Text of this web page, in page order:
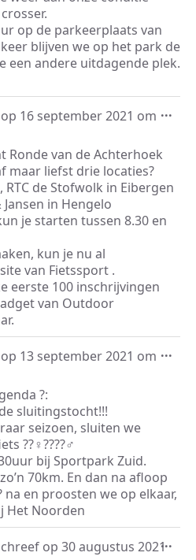
op de parkeerplaats van
blijven we op het park de
een andere uitdagende plek.
16 september 2021 om
Ronde van de Achterhoek
maar liefst drie locaties?
de Stofwolk in Eibergen
Jansen in Hengelo
je starten tussen 8.30 en
kun je nu al
van Fietssport .
eerste 100 inschrijvingen
van Outdoor
...
13 september 2021 om
?:
sluitingstocht!!!
seizoen, sluiten we
??‍♀️????‍♂️
bij Sportpark Zuid.
70km. En dan na afloop
na en proosten we op elkaar,
Het Noorden
...
op 30 augustus 2021...